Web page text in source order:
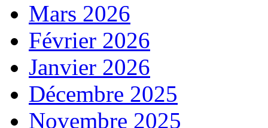
Mars 2026
Février 2026
Janvier 2026
Décembre 2025
Novembre 2025